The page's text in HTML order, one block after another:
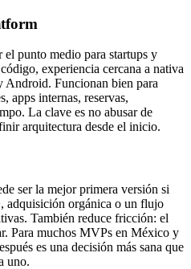
punto medio para startups y
experiencia cercana a nativa
Android. Funcionan bien para
apps internas, reservas,
La clave es no abusar de
arquitectura desde el inicio.
ser la mejor primera versión si
adquisición orgánica o un flujo
También reduce fricción: el
Para muchos MVPs en México y
es una decisión más sana que
uno.